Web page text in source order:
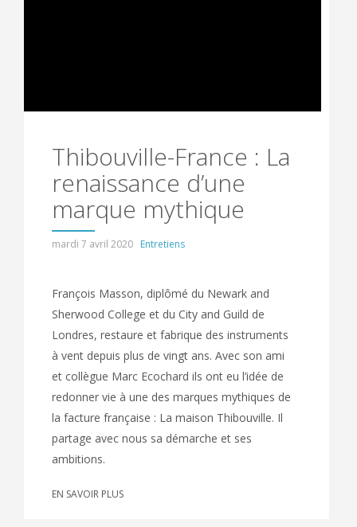
Thibouville-France : La
renaissance d’une
marque mythique
mardi 7 avril 2020 Entretiens
François Masson, diplômé du Newark and
Sherwood College et du City and Guild de
Londres, restaure et fabrique des instruments
à vent depuis plus de vingt ans. Avec son ami
et collègue Marc Ecochard ils ont eu l’idée de
redonner vie à une des marques mythiques de
la facture française : La maison Thibouville. Il
partage avec nous sa démarche et ses
ambitions.
EN SAVOIR PLUS